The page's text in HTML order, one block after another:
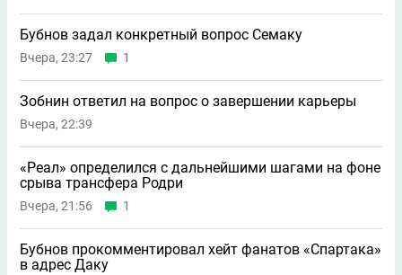
Бубнов задал конкретный вопрос Семаку
Вчера, 23:27 1
Зобнин ответил на вопрос о завершении карьеры
Вчера, 22:39
«Реал» определился с дальнейшими шагами на фоне
срыва трансфера Родри
Вчера, 21:56 1
Бубнов прокомментировал хейт фанатов «Спартака»
в адрес Даку